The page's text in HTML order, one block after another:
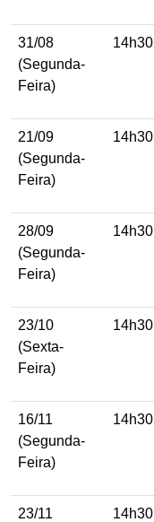
31/08
(Segunda-
Feira)
14h30
21/09
(Segunda-
Feira)
14h30
28/09
(Segunda-
Feira)
14h30
23/10
(Sexta-
Feira)
14h30
16/11
(Segunda-
Feira)
14h30
23/11
14h30